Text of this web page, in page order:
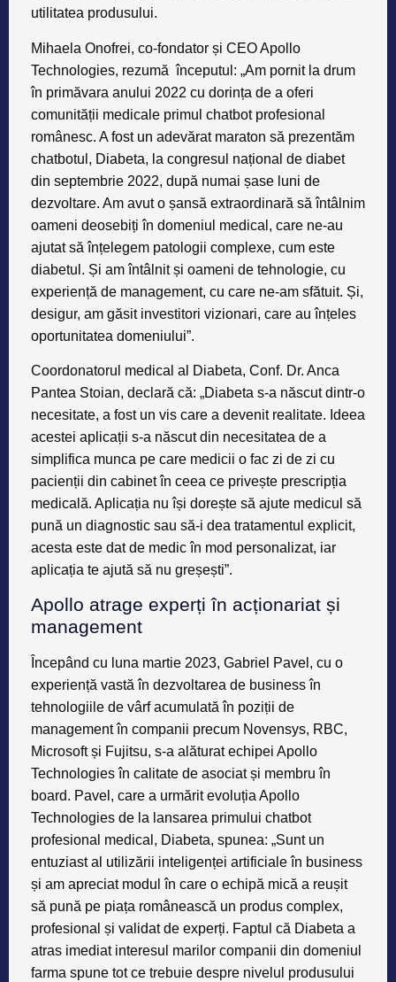
utilitatea produsului.
Mihaela Onofrei, co-fondator și CEO Apollo
Technologies, rezumă începutul: „Am pornit la drum
în primăvara anului 2022 cu dorința de a oferi
comunității medicale primul chatbot profesional
românesc. A fost un adevărat maraton să prezentăm
chatbotul, Diabeta, la congresul național de diabet
din septembrie 2022, după numai șase luni de
dezvoltare. Am avut o șansă extraordinară să întâlnim
oameni deosebiți în domeniul medical, care ne-au
ajutat să înțelegem patologii complexe, cum este
diabetul. Și am întâlnit și oameni de tehnologie, cu
experiență de management, cu care ne-am sfătuit. Și,
desigur, am găsit investitori vizionari, care au înțeles
oportunitatea domeniului”.
Coordonatorul medical al Diabeta, Conf. Dr. Anca
Pantea Stoian, declară că: „Diabeta s-a născut dintr-o
necesitate, a fost un vis care a devenit realitate. Ideea
acestei aplicații s-a născut din necesitatea de a
simplifica munca pe care medicii o fac zi de zi cu
pacienții din cabinet în ceea ce privește prescripția
medicală. Aplicația nu își dorește să ajute medicul să
pună un diagnostic sau să-i dea tratamentul explicit,
acesta este dat de medic în mod personalizat, iar
aplicația te ajută să nu greșești”.
Apollo atrage experți în acționariat și
management
Începând cu luna martie 2023, Gabriel Pavel, cu o
experiență vastă în dezvoltarea de business în
tehnologiile de vârf acumulată în poziții de
management în companii precum Novensys, RBC,
Microsoft și Fujitsu, s-a alăturat echipei Apollo
Technologies în calitate de asociat și membru în
board. Pavel, care a urmărit evoluția Apollo
Technologies de la lansarea primului chatbot
profesional medical, Diabeta, spunea: „Sunt un
entuziast al utilizării inteligenței artificiale în business
și am apreciat modul în care o echipă mică a reușit
să pună pe piața românească un produs complex,
profesional și validat de experți. Faptul că Diabeta a
atras imediat interesul marilor companii din domeniul
farma spune tot ce trebuie despre nivelul produsului